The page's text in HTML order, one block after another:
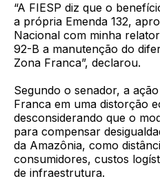
“A FIESP diz que o
a própria Emenda 132,
Nacional com minha
92-B a manutenção do
Zona Franca”, declarou.
Segundo o senador, a
Franca em uma distorção
desconsiderando que o
para compensar
da Amazônia, como
consumidores, custos
de infraestrutura.